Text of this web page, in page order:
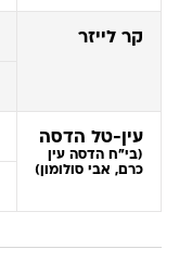
קר לייזר
עין-טל הדסה
(בי”ח הדסה עין
כרם, אבי סולומון)